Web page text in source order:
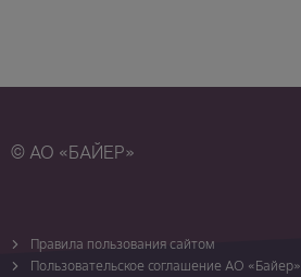
© АО «БАЙЕР»
Правила пользования сайтом
Пользовательское соглашение АО «Байер»